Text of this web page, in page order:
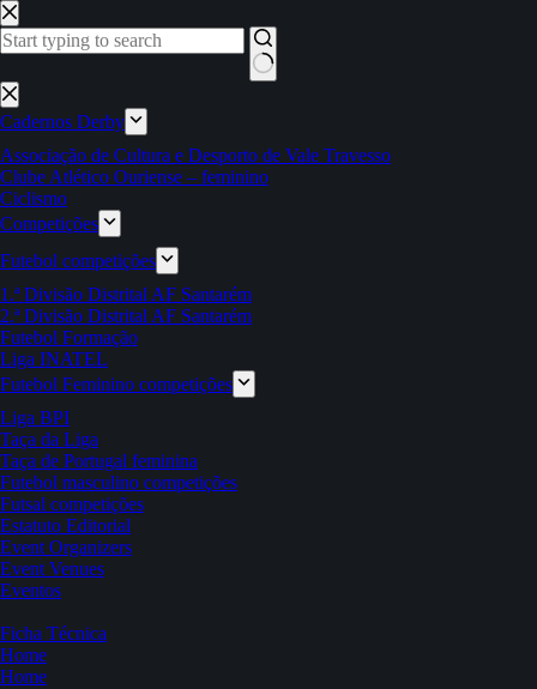
Pular
para
o
Sem
resultados
Cadernos Derby
Associação de Cultura e Desporto de Vale Travesso
Clube Atlético Ouriense – feminino
Ciclismo
Competições
Futebol competições
1.ª Divisão Distrital AF Santarém
2.ª Divisão Distrital AF Santarém
Futebol Formação
Liga INATEL
Futebol Feminino competições
Liga BPI
Taça da Liga
Taça de Portugal feminina
Futebol masculino competições
Futsal competições
Estatuto Editorial
Event Organizers
Event Venues
Eventos
Ficha Técnica
Home
Home